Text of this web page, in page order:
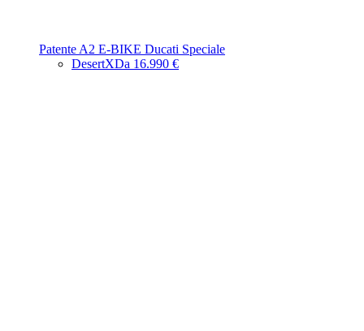
Patente A2 E-BIKE Ducati Speciale
DesertXDa 16.990 €